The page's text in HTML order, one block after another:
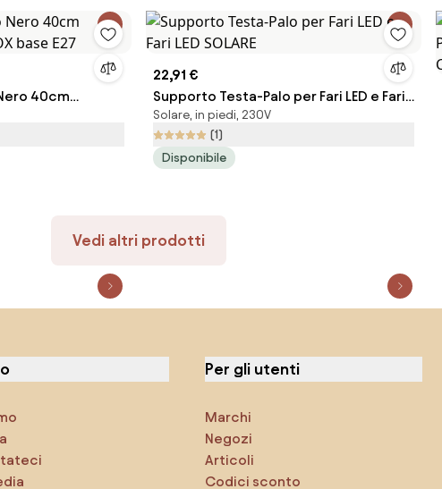
40cm
base E27
22,91 €
Supporto Testa-Palo per Fari LED e Fari
LED SOLARE
Solare, in piedi, 230V
(1)
Disponibile
Vedi altri prodotti
Per gli utenti
Marchi
Negozi
Articoli
Codici sconto